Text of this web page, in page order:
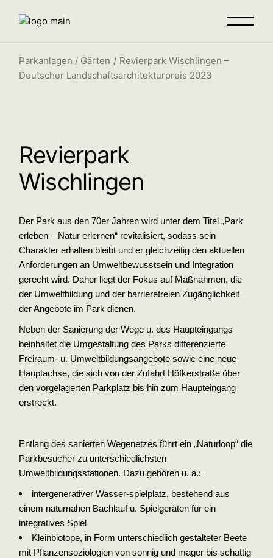
Parkanlagen / Gärten
Revierpark Wischlingen –
Deutscher Landschaftsarchitekturpreis 2023
Revierpark
Wischlingen
Der Park aus den 70er Jahren wird unter dem Titel „Park
erleben – Natur erlernen“ revitalisiert, sodass sein
Charakter erhalten bleibt und er gleichzeitig den aktuellen
Anforderungen an Umweltbewusstsein und Integration
gerecht wird. Daher liegt der Fokus auf Maßnahmen, die
der Umweltbildung und der barrierefreien Zugänglichkeit
der Angebote im Park dienen.
Neben der Sanierung der Wege u. des Haupteingangs
beinhaltet die Umgestaltung des Parks differenzierte
Freiraum- u. Umweltbildungsangebote sowie eine neue
Hauptachse, die sich von der Zufahrt Höfkerstraße über
den vorgelagerten Parkplatz bis hin zum Haupteingang
erstreckt.
Entlang des sanierten Wegenetzes führt ein „Naturloop“ die
Parkbesucher zu unterschiedlichsten
Umweltbildungsstationen. Dazu gehören u. a.:
intergenerativer Wasser-spielplatz, bestehend aus
einem naturnahen Bachlauf u. Spielgeräten für ein
integratives Spiel
Kleinbiotope, in Form unterschiedlich gestalteter Beete
mit Pflanzensoziologien von sonnig und mager bis schattig